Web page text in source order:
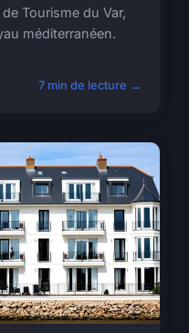
Tourisme du Var,
méditerranéen.
7 min de lecture →